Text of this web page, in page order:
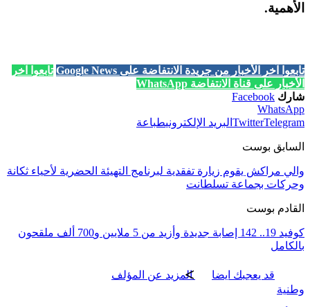
الأهمية.
تابعوا آخر الأخبار من جريدة الانتفاضة على Google News
تابعوا آخر
الأخبار على قناة الانتفاضة WhatsApp
شارك Facebook
WhatsApp
TwitterTelegram البريد الإلكترونيطباعة
السابق بوست
والي مراكش يقوم زيارة تفقدية لبرنامج التهيئة الحضرية لأحياء ثكانة
وحركات بجماعة تسلطانت
القادم بوست
كوفيد 19.. 142 إصابة جديدة وأزيد من 5 ملايين و700 ألف ملقحون
بالكامل
قد يعجبك ايضا
المزيد عن المؤلف
وطنية